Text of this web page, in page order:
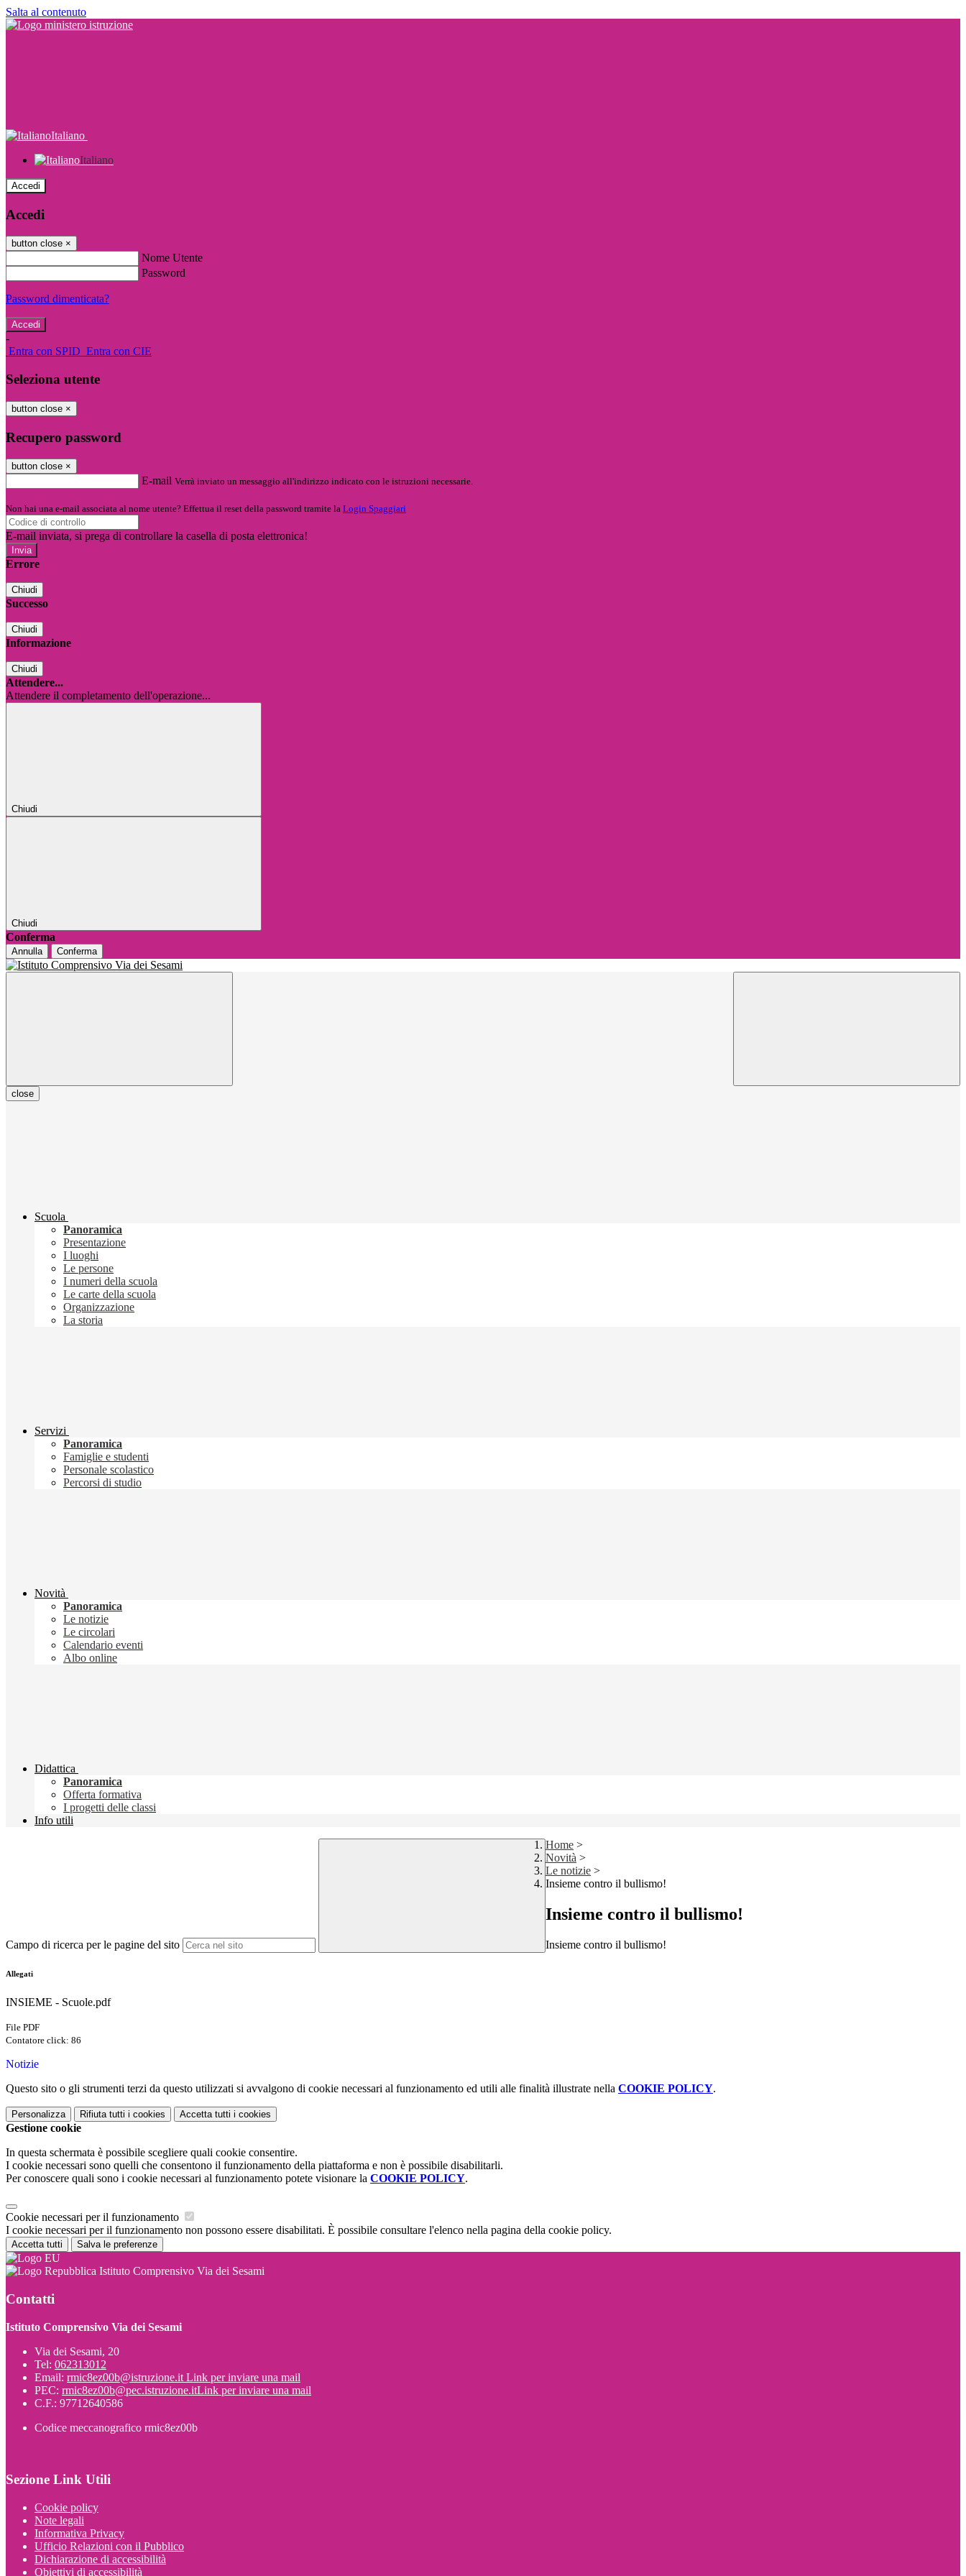
Salta al contenuto
Italiano
Italiano
Accedi
Accedi
button close ×
Nome Utente
Password
Password dimenticata?
-
Entra con SPID Entra con CIE
Seleziona utente
button close ×
Recupero password
button close ×
E-mail Verrà inviato un messaggio all'indirizzo indicato con le istruzioni necessarie.
Non hai una e-mail associata al nome utente? Effettua il reset della password tramite la Login Spaggiari
E-mail inviata, si prega di controllare la casella di posta elettronica!
Errore
Chiudi
Successo
Chiudi
Informazione
Chiudi
Attendere...
Attendere il completamento dell'operazione...
Chiudi
Chiudi
Conferma
Annulla Conferma
close
Scuola
Panoramica
Presentazione
I luoghi
Le persone
I numeri della scuola
Le carte della scuola
Organizzazione
La storia
Servizi
Panoramica
Famiglie e studenti
Personale scolastico
Percorsi di studio
Novità
Panoramica
Le notizie
Le circolari
Calendario eventi
Albo online
Didattica
Panoramica
Offerta formativa
I progetti delle classi
Info utili
Campo di ricerca per le pagine del sito
Home >
Novità >
Le notizie >
Insieme contro il bullismo!
Insieme contro il bullismo!
Insieme contro il bullismo!
Allegati
INSIEME - Scuole.pdf
File PDF
Contatore click: 86
Notizie
Questo sito o gli strumenti terzi da questo utilizzati si avvalgono di cookie necessari al funzionamento ed utili alle finalità illustrate nella COOKIE POLICY.
Personalizza Rifiuta tutti i cookies Accetta tutti i cookies
Gestione cookie
In questa schermata è possibile scegliere quali cookie consentire.
I cookie necessari sono quelli che consentono il funzionamento della piattaforma e non è possibile disabilitarli.
Per conoscere quali sono i cookie necessari al funzionamento potete visionare la COOKIE POLICY.
Cookie necessari per il funzionamento
I cookie necessari per il funzionamento non possono essere disabilitati. È possibile consultare l'elenco nella pagina della cookie policy.
Accetta tutti Salva le preferenze
Istituto Comprensivo Via dei Sesami
Contatti
Istituto Comprensivo Via dei Sesami
Via dei Sesami, 20
Tel: 062313012
Email: rmic8ez00b@istruzione.it Link per inviare una mail
PEC: rmic8ez00b@pec.istruzione.itLink per inviare una mail
C.F.: 97712640586
Codice meccanografico rmic8ez00b
Sezione Link Utili
Cookie policy
Note legali
Informativa Privacy
Ufficio Relazioni con il Pubblico
Dichiarazione di accessibilità
Obiettivi di accessibilità